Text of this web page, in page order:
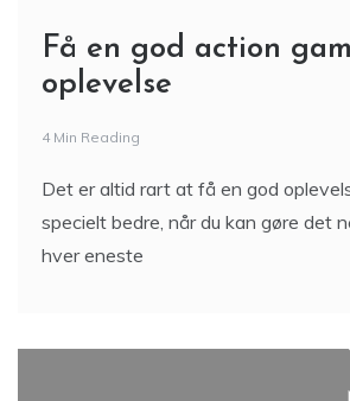
Få en god action
oplevelse
4 Min Reading
Det er altid rart at få en god
specielt bedre, når du kan gøre det
hver eneste